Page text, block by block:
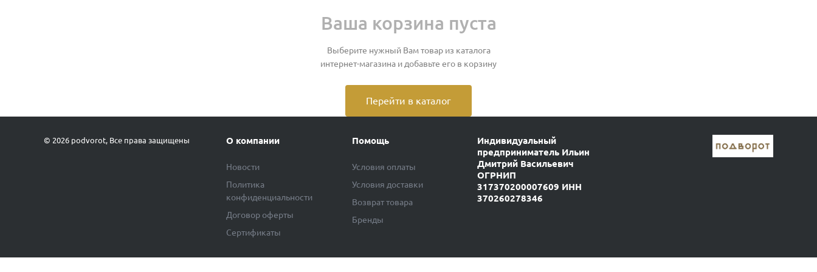
Ваша корзина пуста
Выберите нужный Вам товар из каталога
интернет-магазина и добавьте его в корзину
Перейти в каталог
© 2026 podvorot, Все права защищены О компании
Новости
Политика
конфиденциальности
Договор оферты
Сертификаты
Помощь
Условия оплаты
Условия доставки
Возврат товара
Бренды
Индивидуальный
предприниматель Ильин
Дмитрий Васильевич
ОГРНИП
317370200007609 ИНН
370260278346